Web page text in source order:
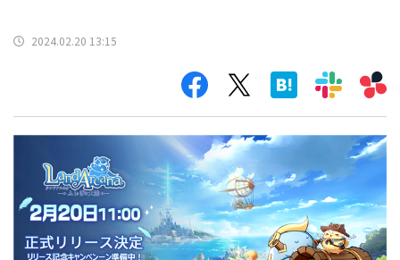
2024.02.20 13:15